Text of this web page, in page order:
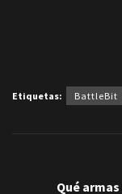
Etiquetas: BattleBit
Qué